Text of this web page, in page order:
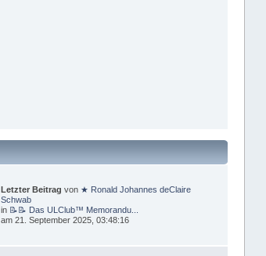
Letzter Beitrag von ★ Ronald Johannes deClaire
Schwab
in 📝📝 Das ULClub™ Memorandu...
am 21. September 2025, 03:48:16